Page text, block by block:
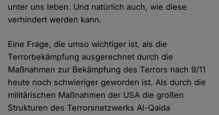
unter uns leben. Und natürlich auch, wie diese
verhindert werden kann.
Eine Frage, die umso wichtiger ist, als die
Terrorbekämpfung ausgerechnet durch die
Maßnahmen zur Bekämpfung des Terrors nach 9/11
heute noch schwieriger geworden ist. Als durch die
militärischen Maßnahmen der USA die großen
Strukturen des Terrorsnetzwerks Al-Qaida